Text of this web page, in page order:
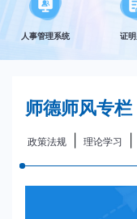
人事管理系统 证
师德师风专栏
政策法规 理论学习